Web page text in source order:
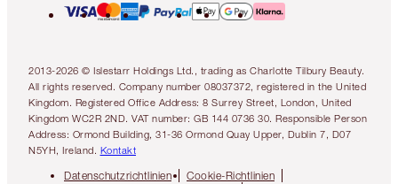
2013-2026 © Islestarr Holdings Ltd., trading as Charlotte Tilbury Beauty.
All rights reserved. Company number 08037372, registered in the United
Kingdom. Registered Office Address: 8 Surrey Street, London, United
Kingdom WC2R 2ND. VAT number: GB 144 0736 30. Responsible Person
Address: Ormond Building, 31-36 Ormond Quay Upper, Dublin 7, D07
N5YH, Ireland. Kontakt
Datenschutzrichtlinien
Cookie-Richtlinien